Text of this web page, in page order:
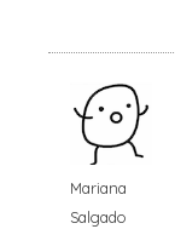
Mariana
Salgado